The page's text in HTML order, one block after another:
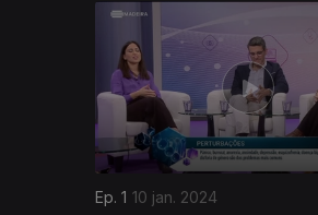
Ep. 1 10 jan. 2024
740386